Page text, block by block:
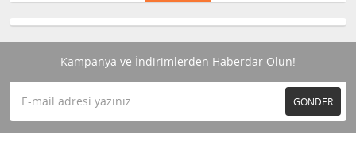
Kampanya ve İndirimlerden Haberdar Olun!
GÖNDER